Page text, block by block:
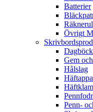
Batterier
Övrigt
Gem
Hålslag
Penn-